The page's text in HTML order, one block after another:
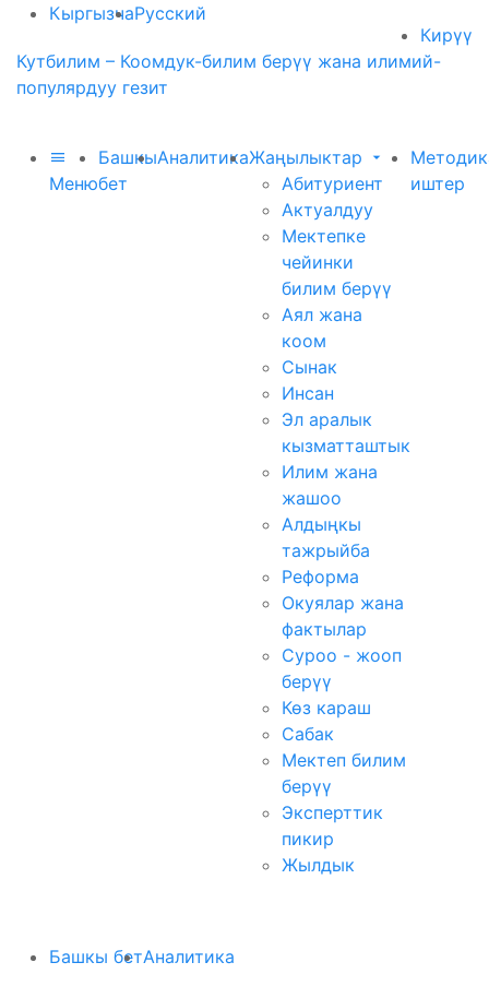
КыргызчаРусский
Кирүү
Кутбилим – Коомдук-билим берүү жана илимий-
популярдуу гезит
Меню
Башкы
бет
АналитикаЖаңылыктар
Абитуриент
Актуалдуу
Мектепке
чейинки
билим берүү
Аял жана
коом
Сынак
Инсан
Эл аралык
кызматташтык
Илим жана
жашоо
Алдыңкы
тажрыйба
Реформа
Окуялар жана
фактылар
Суроо - жооп
берүү
Көз караш
Сабак
Мектеп билим
берүү
Эксперттик
пикир
Жылдык
иштер
Башкы бетАналитика